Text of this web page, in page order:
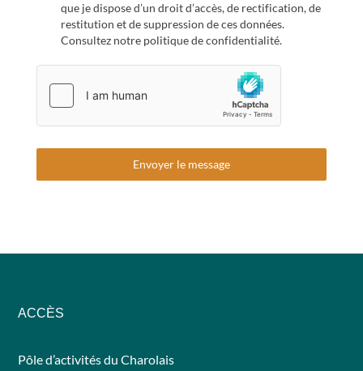
que je dispose d’un droit d’accès, de rectification, de
restitution et de suppression de ces données.
Consultez notre politique de confidentialité.
Envoyer le message
ACCÈS
Pôle d’activités du Charolais